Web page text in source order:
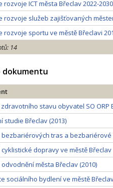
rozvoje ICT města Břeclav 2022-2030
rozvoje služeb zajišťovaných
rozvoje sportu ve městě Břeclavi
14
dokumentu
stavu obyvatel SO ORP
studie Břeclav (2013)
tras a bezbariérové
dopravy ve městě Břeclav
města Břeclav (2010)
sociálního bydlení ve městě